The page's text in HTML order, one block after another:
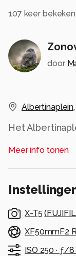
107 keer bekeken
door
Albertinaplein,
Het
Meer info tonen
X-T5 (
XF50mmF2
ISO 250 · ƒ/8